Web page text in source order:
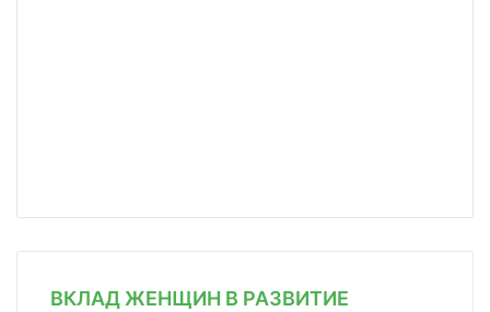
ВКЛАД ЖЕНЩИН В РАЗВИТИЕ